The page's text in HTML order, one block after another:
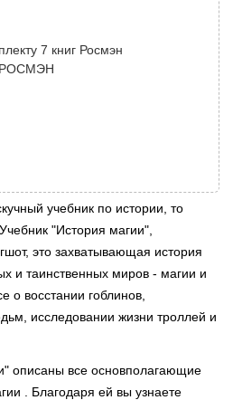
7 книг Росмэн
РОСМЭН
учебник по истории, то
"История магии",
это захватывающая история
и таинственных миров - магии и
о восстании гоблинов,
исследовании жизни троллей и
описаны все основполагающие
. Благодаря ей вы узнаете